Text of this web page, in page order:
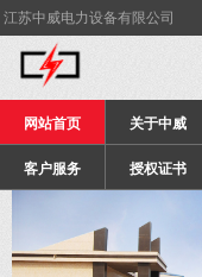
江苏中威电力设备有限公司
网站首页 关于中威
客户服务 授权证书